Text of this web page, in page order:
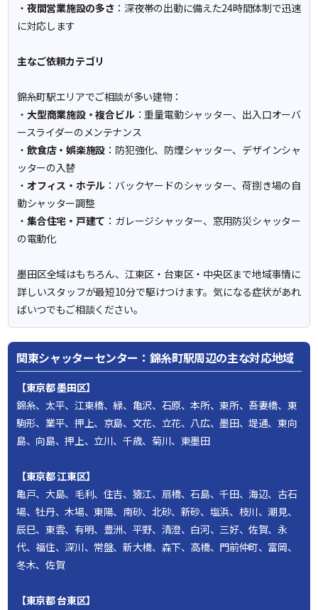
・ 夜間営業施設の多さ ：深夜帯の出動に備えた24時間体制で迅速
に対応します
主なご依頼カテゴリ
錦糸町駅エリアでご相談が多い建物：
・ 大型商業施設・複合ビル：重量電動シャッター、出入口オーバ
ースライダーのメンテナンス
・ 飲食店・娯楽施設 ：防犯強化、防煙シャッター、デザインシャ
ッターの入替
・ オフィス・ホテル ：バックヤードのシャッター、荷捌き場の自
動シャッター調整
・ 集合住宅・戸建て ：ガレージシャッター、窓用防災シャッター
の電動化
墨田区全域はもちろん、江東区・台東区・中央区まで地域事情に
詳しいスタッフが最短10分で駆けつけます。気になる症状があれ
ばいつでもご相談ください。
関東シャッターセンター：錦糸町駅周辺の主な対応地域
【東京都 墨田区】
錦糸、太平、江東橋、緑、亀沢、石原、本所、東所、吾妻橋、東
駒形、業平、押上、京島、文花、立花、八広、墨田、堤通、東向
島、向島、押上、立川、千歳、菊川、東墨田
【東京都 江東区】
亀戸、大島、毛利、住吉、猿江、扇橋、石島、千田、海辺、古石
場、牡丹、木場、東陽、南砂、北砂、新砂、塩浜、枝川、潮見、
辰巳、東雲、有明、豊洲、平野、清澄、白河、三好、佐賀、永
代、福住、深川、常盤、新大橋、森下、高橋、門前仲町、富岡、
冬木、佐賀
【東京都 台東区】